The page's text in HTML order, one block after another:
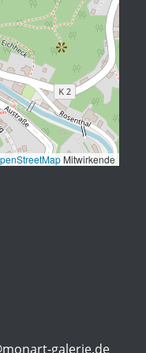
Mitwirkende
galerie.de